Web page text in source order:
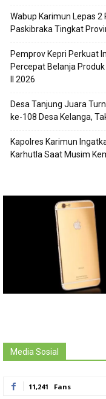
Wabup Karimun Lepas 2
Paskibraka Tingkat
Pemprov Kepri Perkuat
Percepat Belanja
II 2026
Desa Tanjung Juara
ke-108 Desa Kelanga,
Kapolres Karimun
Karhutla Saat Musim
Media Sosial
11,241 Fans